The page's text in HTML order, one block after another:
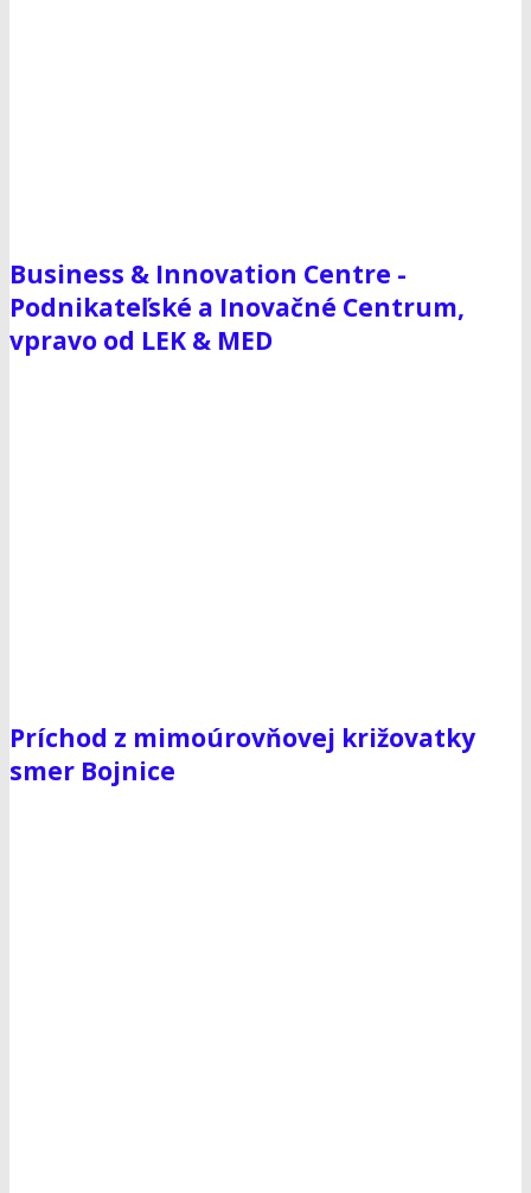
Business & Innovation Centre -
Podnikateľské a Inovačné Centrum,
vpravo od LEK & MED
Príchod z mimoúrovňovej križovatky
smer Bojnice